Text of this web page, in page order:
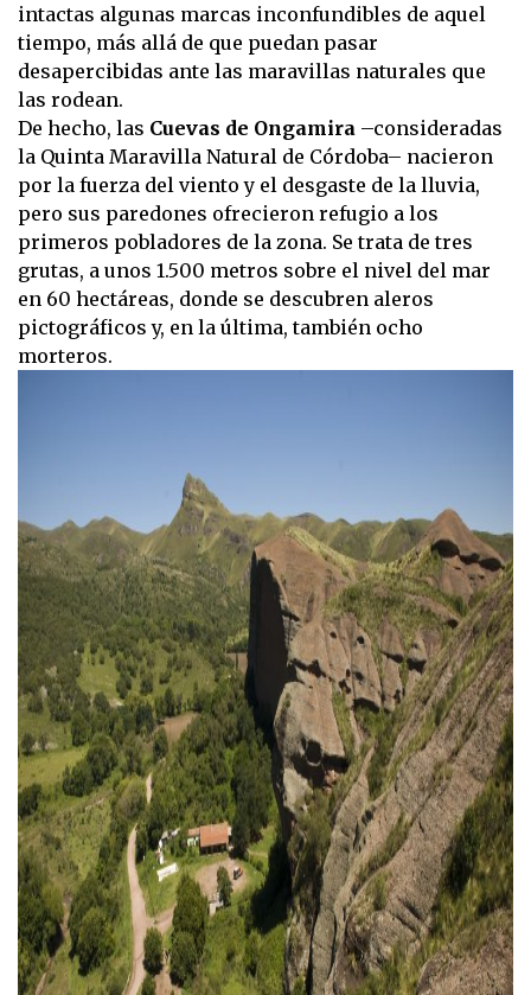
intactas algunas marcas inconfundibles de aquel
tiempo, más allá de que puedan pasar
desapercibidas ante las maravillas naturales que
las rodean.
De hecho, las Cuevas de Ongamira –consideradas
la Quinta Maravilla Natural de Córdoba– nacieron
por la fuerza del viento y el desgaste de la lluvia,
pero sus paredones ofrecieron refugio a los
primeros pobladores de la zona. Se trata de tres
grutas, a unos 1.500 metros sobre el nivel del mar
en 60 hectáreas, donde se descubren aleros
pictográficos y, en la última, también ocho
morteros.